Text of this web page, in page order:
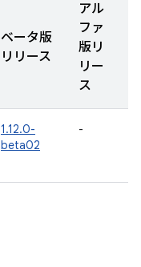
ベータ版
リリース
アル
ファ
版リ
リー
ス
1.12.0-
beta02
-